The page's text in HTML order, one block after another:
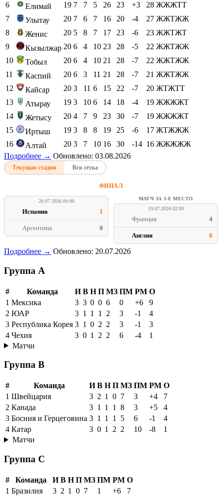
6
Елимай 19 7 7 5 26 23 +3 28 ЖЖЖТТ
7
Улытау 20 7 6 7 16 20 -4 27 ЖЖТЖЖ
8
Женис 20 5 8 7 17 23 -6 23 ЖЖТЖТ
9
Кызылжар 20 6 4 10 23 28 -5 22 ЖЖТЖЖ
10
Тобыл 20 6 4 10 21 28 -7 22 ЖЖТЖЖ
11
Каспий 20 6 3 11 21 28 -7 21 ЖЖТЖЖ
12
Кайсар 20 3 11 6 15 22 -7 20 ЖТЖТТ
13
Атырау 19 3 10 6 14 18 -4 19 ЖЖЖЖТ
14
Жетысу 20 4 7 9 23 30 -7 19 ЖЖЖЖТ
15
Иртыш 19 3 8 8 19 25 -6 17 ЖТЖЖЖ
16
Алтай 20 3 7 10 16 30 -14 16 ЖЖЖЖЖ
Подробнее → Обновлено: 03.08.2026
Текущая стадия Вся сетка
ФИНАЛ
20.07.2026 00:00
Испания 1
Аргентина 0
МАТЧ ЗА 3-Е МЕСТО
19.07.2026 02:00
Франция 4
Англия 6
Подробнее → Обновлено: 20.07.2026
Группа A
# Команда И В Н П МЗ ПМ РМ О
1 Мексика 3 3 0 0 6 0 +6
9
2 ЮАР 3 1 1 1 2 3 -1
4
3 Республика Корея 3 1 0 2 2 3 -1
3
4 Чехия 3 0 1 2 2 6 -4
1
Матчи
Группа B
# Команда И В Н П МЗ ПМ РМ О
1 Швейцария 3 2 1 0 7 3 +4
7
2 Канада 3 1 1 1 8 3 +5
4
3 Босния и Герцеговина 3 1 1 1 5 6 -1
4
4 Катар 3 0 1 2 2 10 -8
1
Матчи
Группа C
# Команда И В Н П МЗ ПМ РМ О
1 Бразилия 3 2 1 0 7 1 +6
7